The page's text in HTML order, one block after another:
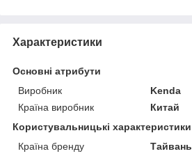
Характеристики
Основні атрибути
Виробник
Kenda
Країна виробник
Китай
Користувальницькі характеристики
Країна бренду
Тайвань